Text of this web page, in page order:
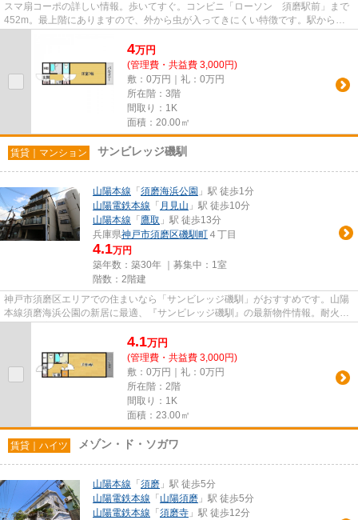
スマ扇コーポの詳しい情報。歩いてすぐ。コンビニ「ローソン 須磨駅前」まで
452m。最上階にありますので、外から虫が入ってきにくい特徴です。駅から徒
4万円
(管理費・共益費 3,000円)
敷：0万円｜礼：0万円
所在階：3階
間取り：1K
面積：20.00㎡
賃貸｜マンション サンビレッジ磯馴
山陽本線 「 須磨海浜公園 」駅 徒歩1分
山陽電鉄本線 「 月見山 」駅 徒歩10分
山陽本線 「 鷹取 」駅 徒歩13分
兵庫県神戸市須磨区磯馴町 ４丁目
4.1万円
築年数：築30年 ｜募集中： 1室
階数：2階建
神戸市須磨区エリアでの住まいなら「サンビレッジ磯馴」がおすすめです。山陽
本線須磨海浜公園の新居に最適、『サンビレッジ磯馴』の最新物件情報。耐火・
4.1万円
(管理費・共益費 3,000円)
敷：0万円｜礼：0万円
所在階：2階
間取り：1K
面積：23.00㎡
賃貸｜ハイツ メゾン・ド・ソガワ
山陽本線 「 須磨 」駅 徒歩5分
山陽電鉄本線 「 山陽須磨 」駅 徒歩5分
山陽電鉄本線 「 須磨寺 」駅 徒歩12分